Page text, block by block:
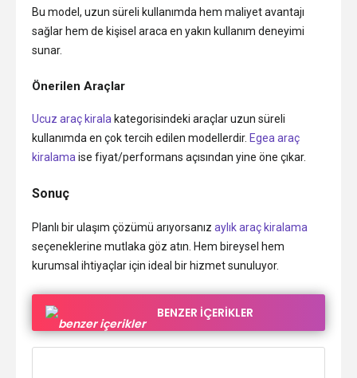
Bu model, uzun süreli kullanımda hem maliyet avantajı
sağlar hem de kişisel araca en yakın kullanım deneyimi
sunar.
Önerilen Araçlar
Ucuz araç kirala kategorisindeki araçlar uzun süreli
kullanımda en çok tercih edilen modellerdir. Egea araç
kiralama ise fiyat/performans açısından yine öne çıkar.
Sonuç
Planlı bir ulaşım çözümü arıyorsanız aylık araç kiralama
seçeneklerine mutlaka göz atın. Hem bireysel hem
kurumsal ihtiyaçlar için ideal bir hizmet sunuluyor.
BENZER İÇERİKLER